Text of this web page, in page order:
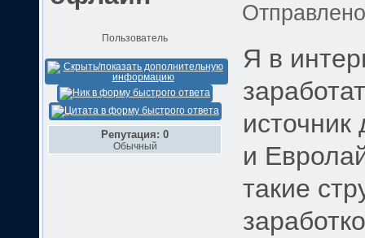
Пользователь
Репутация: 0
Обычный
Я в
и
такие